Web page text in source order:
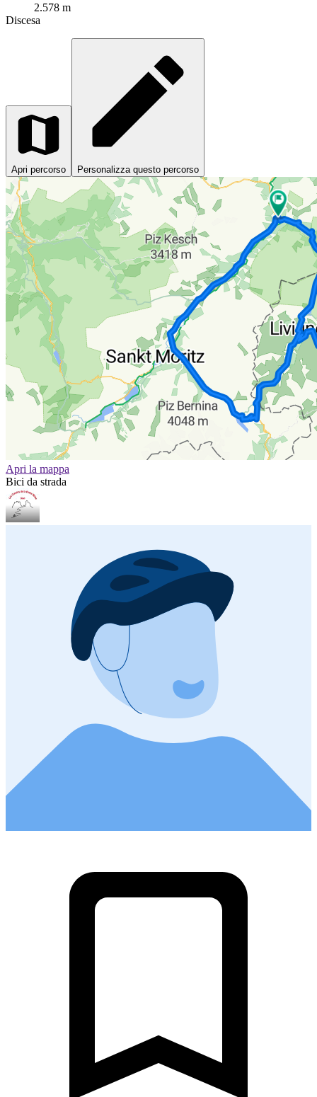
2.578 m
Discesa
Apri percorso Personalizza questo percorso
Apri la mappa
Bici da strada